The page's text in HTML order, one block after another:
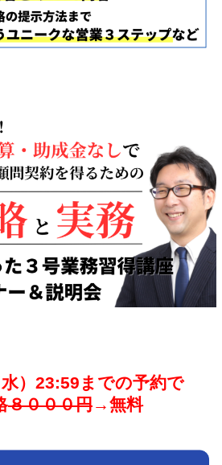
水）23:59までの予約で
８０００円→無料